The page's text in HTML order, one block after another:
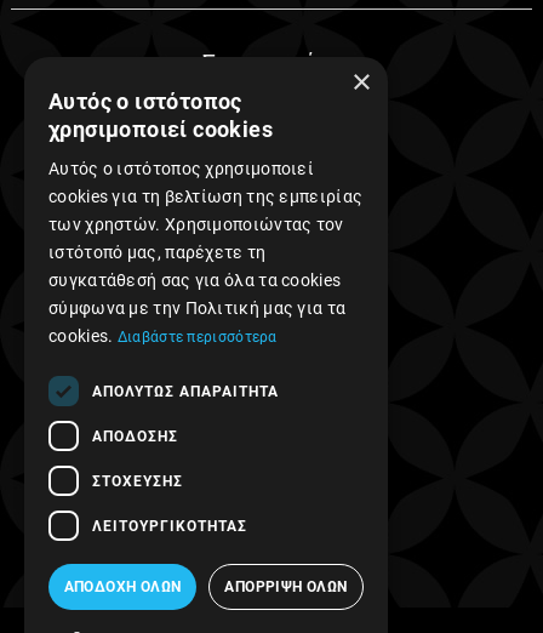
Συνεργασίες
Find us on Facebook!
×
Αυτός ο ιστότοπος
χρησιμοποιεί cookies
Αυτός ο ιστότοπος χρησιμοποιεί
cookies για τη βελτίωση της εμπειρίας
των χρηστών. Χρησιμοποιώντας τον
ιστότοπό μας, παρέχετε τη
συγκατάθεσή σας για όλα τα cookies
σύμφωνα με την Πολιτική μας για τα
cookies. Διαβάστε περισσότερα
ΑΠΟΛΎΤΩΣ ΑΠΑΡΑΊΤΗΤΑ
ΑΠΌΔΟΣΗΣ
ΣΤΌΧΕΥΣΗΣ
ΛΕΙΤΟΥΡΓΙΚΌΤΗΤΑΣ
ΑΠΟΔΟΧΉ ΌΛΩΝ ΑΠΌΡΡΙΨΗ ΌΛΩΝ